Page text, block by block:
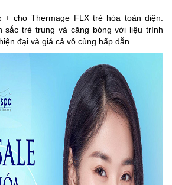
+ cho Thermage FLX trẻ hóa toàn diện:
sắc trẻ trung và căng bóng với liệu trình
đại và giá cả vô cùng hấp dẫn.